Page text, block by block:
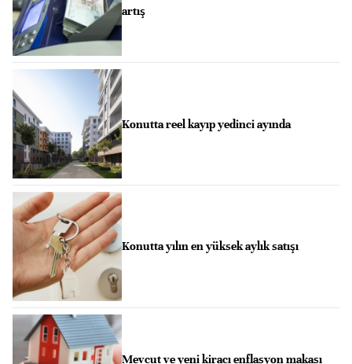
artış
Konutta reel kayıp yedinci ayında
Konutta yılın en yüksek aylık satışı
Mevcut ve yeni kiracı enflasyon makası